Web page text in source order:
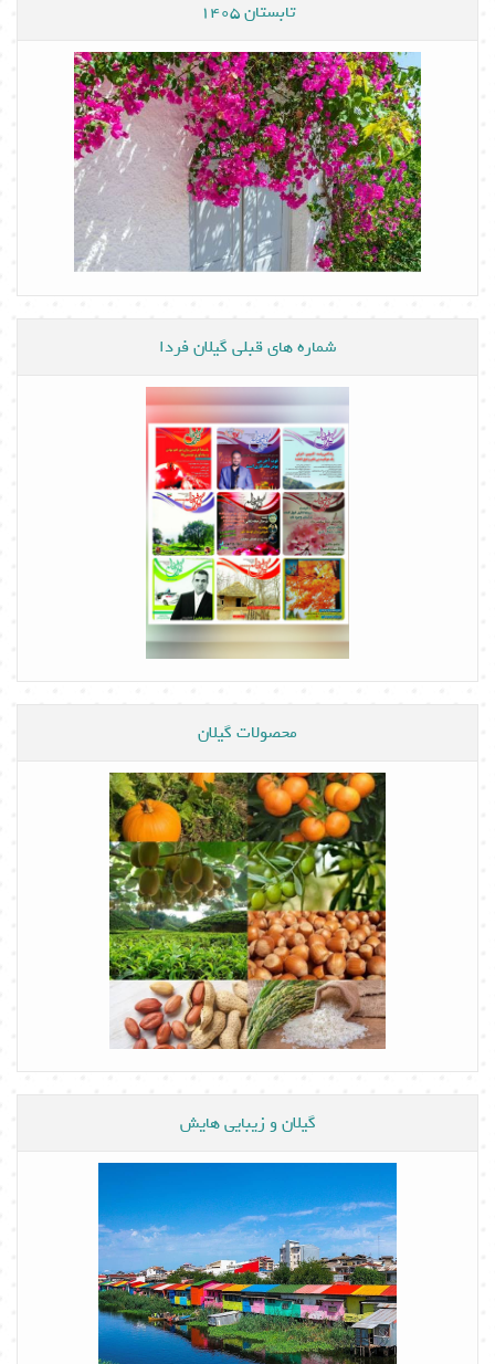
تابستان 1405
شماره های قبلی گیلان فردا
محصولات گیلان
گیلان و زیبایی هایش